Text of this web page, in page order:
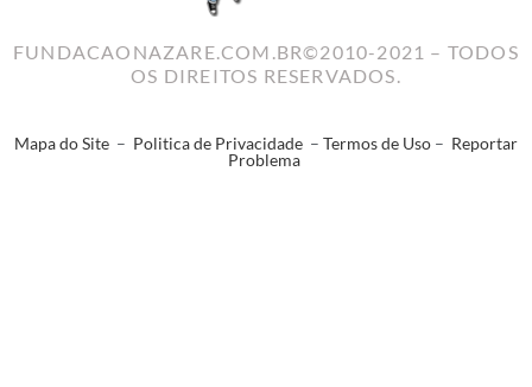
FUNDACAONAZARE.COM.BR©2010-2021 – TODOS
OS DIREITOS RESERVADOS.
Mapa do Site – Politica de Privacidade – Termos de Uso – Reportar
Problema